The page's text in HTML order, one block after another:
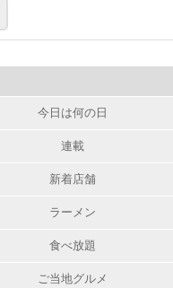
今日は何の日
連載
新着店舗
ラーメン
食べ放題
ご当地グルメ